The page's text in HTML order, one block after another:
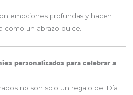
emociones profundas y hacen
como un abrazo dulce.
personalizados para celebrar a
no son solo un regalo del Día